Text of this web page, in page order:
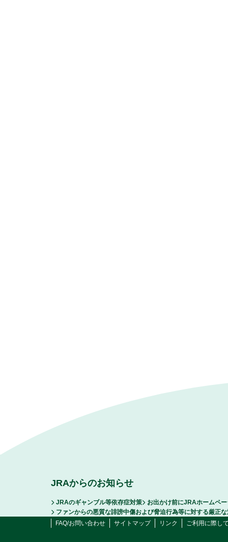
JRAからのお知らせ
JRAのギャンブル等依存症対策
お出かけ前にJRAホームペ
ファンからの悪質な誹謗中傷および脅迫行為等に対する厳正
FAQ/お問い合わせ
サイトマップ リンク ご利用に際し